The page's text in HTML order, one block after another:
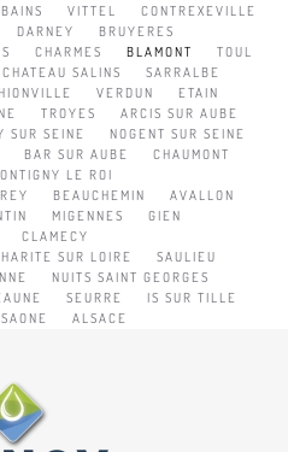
VITTEL
CONTREXEVILLE
DARNEY
BRUYERES
CHARMES BLAMONT
TOUL
CHATEAU SALINS
SARRALBE
VERDUN
ETAIN
TROYES
ARCIS SUR AUBE
SUR SEINE
NOGENT SUR SEINE
BAR SUR AUBE
CHAUMONT
LE ROI
BEAUCHEMIN
AVALLON
MIGENNES
GIEN
CLAMECY
SUR LOIRE
SAULIEU
NUITS SAINT GEORGES
SEURRE
IS SUR TILLE
ALSACE